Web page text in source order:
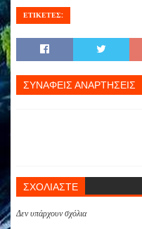
ΕΤΙΚΕΤΕΣ:
ΣΥΝΑΦΕΙΣ ΑΝΑΡΤΗΣΕΙΣ
ΣΧΟΛΙΑΣΤΕ
Δεν υπάρχουν σχόλια